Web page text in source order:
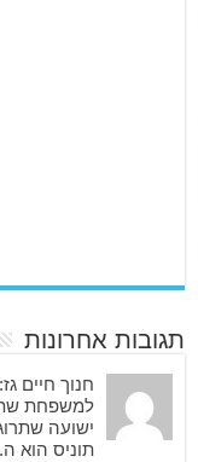
תגובות אחרונות
חנוך חיים
למשפחת
ישועה
תוניס הוא